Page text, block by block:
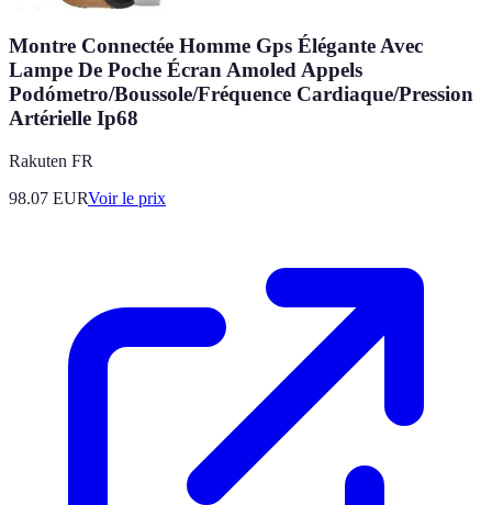
Montre Connectée Homme Gps Élégante Avec
Lampe De Poche Écran Amoled Appels
Podómetro/Boussole/Fréquence Cardiaque/Pression
Artérielle Ip68
Rakuten FR
98.07 EURVoir le prix